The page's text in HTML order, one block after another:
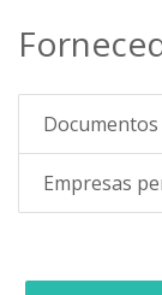
Empresas